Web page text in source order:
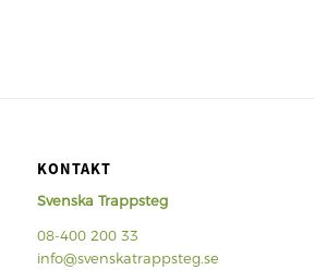
KONTAKT
Svenska Trappsteg
08-400 200 33
info@svenskatrappsteg.se